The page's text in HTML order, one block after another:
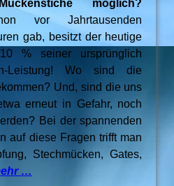
möglich?
vor Jahrtausenden
gab, besitzt der heutige
% seiner ursprünglich
Leistung! Wo sind die
Und, sind die uns
erneut in Gefahr, noch
Bei der spannenden
auf diese Fragen trifft man
Stechmücken, Gates,
…